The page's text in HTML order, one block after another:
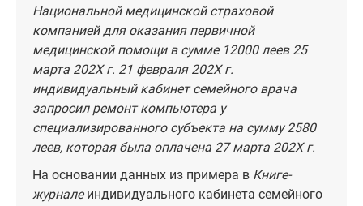
Национальной медицинской страховой
компанией для оказания первичной
медицинской помощи в сумме 12000 леев 25
марта 202X г. 21 февраля 202X г.
индивидуальный кабинет семейного врача
запросил ремонт компьютера у
специализированного субъекта на сумму 2580
леев, которая была оплачена 27 марта 202X г.
На основании данных из примера в Книге-
журналеиндивидуального кабинета семейного